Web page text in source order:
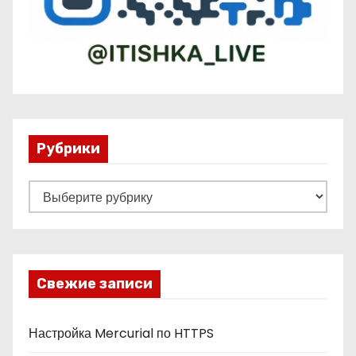
Рубрики
у
к
и
Свежие записи
Настройка Mercurial по HTTPS